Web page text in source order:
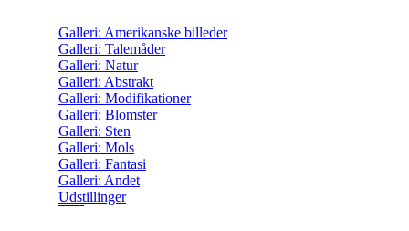
Galleri: Amerikanske billeder
Galleri: Talemåder
Galleri: Natur
Galleri: Abstrakt
Galleri: Modifikationer
Galleri: Blomster
Galleri: Sten
Galleri: Mols
Galleri: Fantasi
Galleri: Andet
Udstillinger